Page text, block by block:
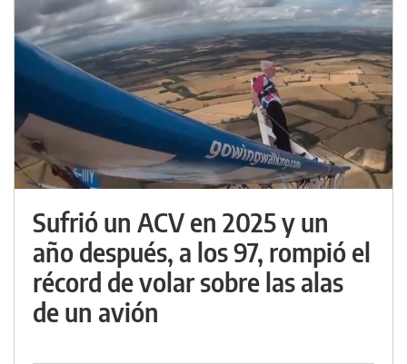
Sufrió un ACV en 2025 y un
año después, a los 97, rompió el
récord de volar sobre las alas
de un avión